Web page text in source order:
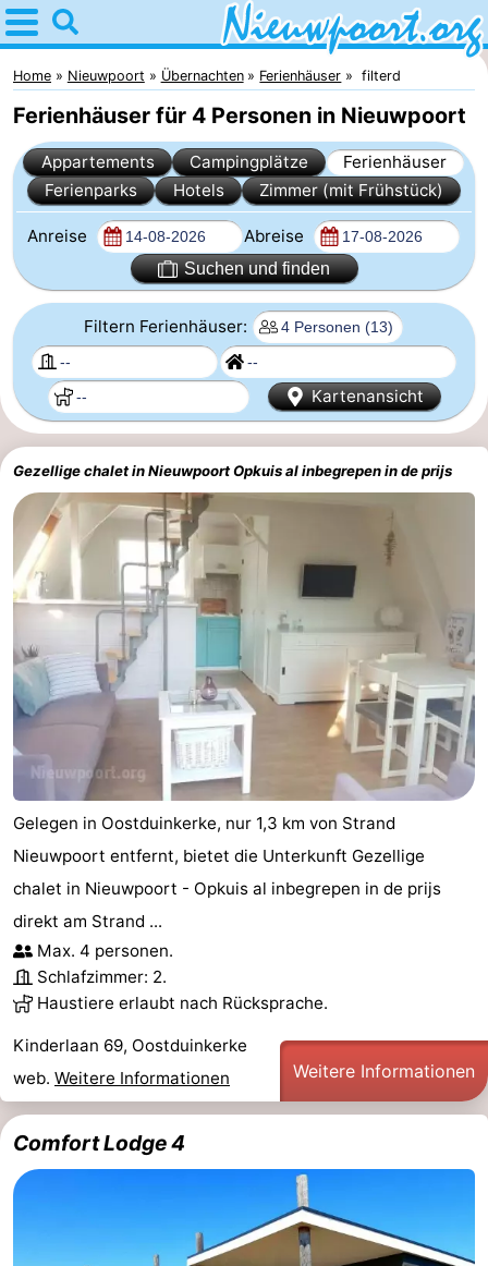
Home
Nieuwpoort
Tipps
Für
Übernachten
Appartements
-
Holiday
Suites
Nieuwpoort
Holiday
Suites
Westende
Campingplätze
Ferienhäuser
-
Nieuwpoort
-
Oostduinkerke
aan
zee
Westende
Hotels
Zimmer
(mit
Lastminutes
Sehen
tun
Museen
-
Denkmäler
-
Aussichtspunkte
Attraktionen
-
Bauernhöfe
-
Spielplätze
-
Home Nieuwpoort Übernachten Ferienhäuser filterd
Ferienhäuser für 4 Personen in Nieuwpoort
Appartements Campingplätze
Ferienhäuser
Ferienparks
Hotels Zimmer (mit Frühstück)
Anreise Abreise
Suchen und finden
Filtern Ferienhäuser:
Kartenansicht
Gezellige chalet in Nieuwpoort Opkuis al inbegrepen in de prijs
Gelegen in Oostduinkerke, nur 1,3 km von Strand
Nieuwpoort entfernt, bietet die Unterkunft Gezellige
chalet in Nieuwpoort - Opkuis al inbegrepen in de prijs
direkt am Strand ...
Max. 4 personen.
Schlafzimmer: 2.
Haustiere erlaubt nach Rücksprache.
Kinderlaan 69, Oostduinkerke
web. Weitere Informationen Weitere Informationen
Comfort Lodge 4